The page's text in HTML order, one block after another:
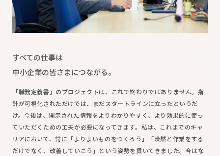
すべての仕事は
中小企業の皆さまにつながる。
「職務定義書」のプロジェクトは、これで終わりではありません。指
針が可視化されただけでは、まだスタートラインに立ったというだ
け。今後は、開示された情報をよりわかりやすく、より効果的に使っ
ていただくための工夫が必要になってきます。私は、これまでのキャ
リアにおいて、常に「よりよいものをつくろう」「漠然と作業をする
だけでなく、改善していこう」という姿勢を貫いてきました。今はな